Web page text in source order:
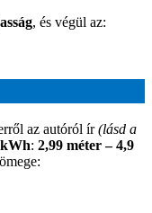
, és végül az:
az autóról ír(lásd a
kWh: 2,99 méter – 4,9